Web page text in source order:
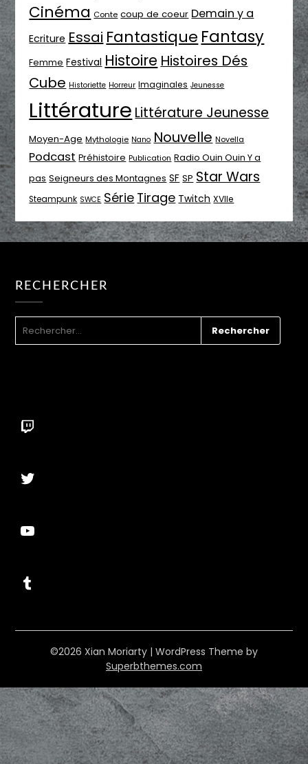
Cinéma Conte coup de coeur Demain y a
Ecriture Essai Fantastique Fantasy
Femme Festival Histoire Histoires Dés
Cube Historiette Horreur Imaginales Jeunesse
Littérature Littérature Jeunesse
Moyen-Age Mythologie Nano Nouvelle Novella
Podcast Préhistoire Publication Radio Ouin Ouin Y a
pas Seigneurs des Montagnes SF SP Star Wars
Steampunk SWCE Série Tirage Twitch XVIIe
RECHERCHER
Twitch
Twitter
YouTube
Tumblr
©2026 Xian Moriarty | WordPress Theme by
Superbthemes.com